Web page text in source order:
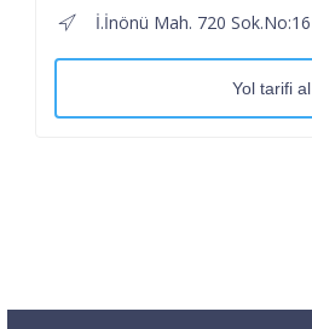
İ.İnönü Mah. 720 Sok.No:16
Yol tarifi al